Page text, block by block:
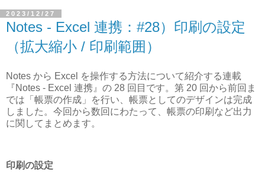
2023/12/27
Notes - Excel 連携：#28）印刷の設定
（拡大縮小 / 印刷範囲）
Notes から Excel を操作する方法について紹介する連載
『Notes - Excel 連携』の 28 回目です。第 20 回から前回ま
では「帳票の作成」を行い、帳票としてのデザインは完成
しました。今回から数回にわたって、帳票の印刷など出力
に関してまとめます。
印刷の設定